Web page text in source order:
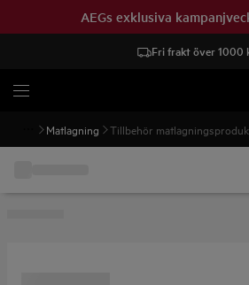
AEGs exklusiva
Fri frakt över 1000
Matlagning Tillbehör